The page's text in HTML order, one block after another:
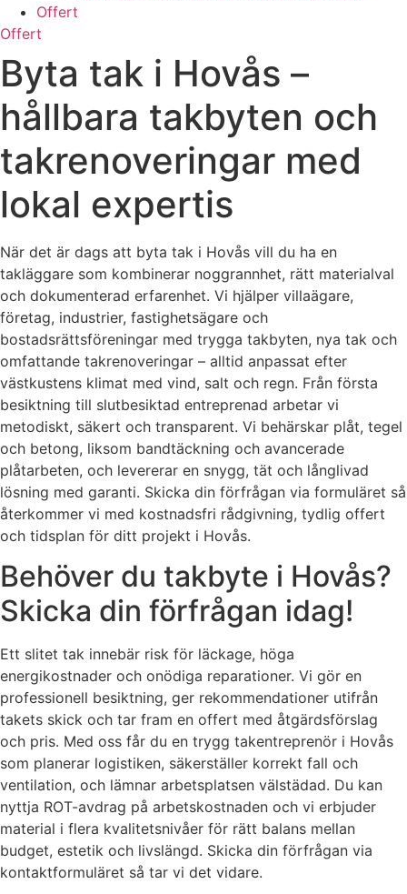
Offert
Offert
Byta tak i Hovås –
hållbara takbyten och
takrenoveringar med
lokal expertis
När det är dags att byta tak i Hovås vill du ha en
takläggare som kombinerar noggrannhet, rätt materialval
och dokumenterad erfarenhet. Vi hjälper villaägare,
företag, industrier, fastighetsägare och
bostadsrättsföreningar med trygga takbyten, nya tak och
omfattande takrenoveringar – alltid anpassat efter
västkustens klimat med vind, salt och regn. Från första
besiktning till slutbesiktad entreprenad arbetar vi
metodiskt, säkert och transparent. Vi behärskar plåt, tegel
och betong, liksom bandtäckning och avancerade
plåtarbeten, och levererar en snygg, tät och långlivad
lösning med garanti. Skicka din förfrågan via formuläret så
återkommer vi med kostnadsfri rådgivning, tydlig offert
och tidsplan för ditt projekt i Hovås.
Behöver du takbyte i Hovås?
Skicka din förfrågan idag!
Ett slitet tak innebär risk för läckage, höga
energikostnader och onödiga reparationer. Vi gör en
professionell besiktning, ger rekommendationer utifrån
takets skick och tar fram en offert med åtgärdsförslag
och pris. Med oss får du en trygg takentreprenör i Hovås
som planerar logistiken, säkerställer korrekt fall och
ventilation, och lämnar arbetsplatsen välstädad. Du kan
nyttja ROT-avdrag på arbetskostnaden och vi erbjuder
material i flera kvalitetsnivåer för rätt balans mellan
budget, estetik och livslängd. Skicka din förfrågan via
kontaktformuläret så tar vi det vidare.